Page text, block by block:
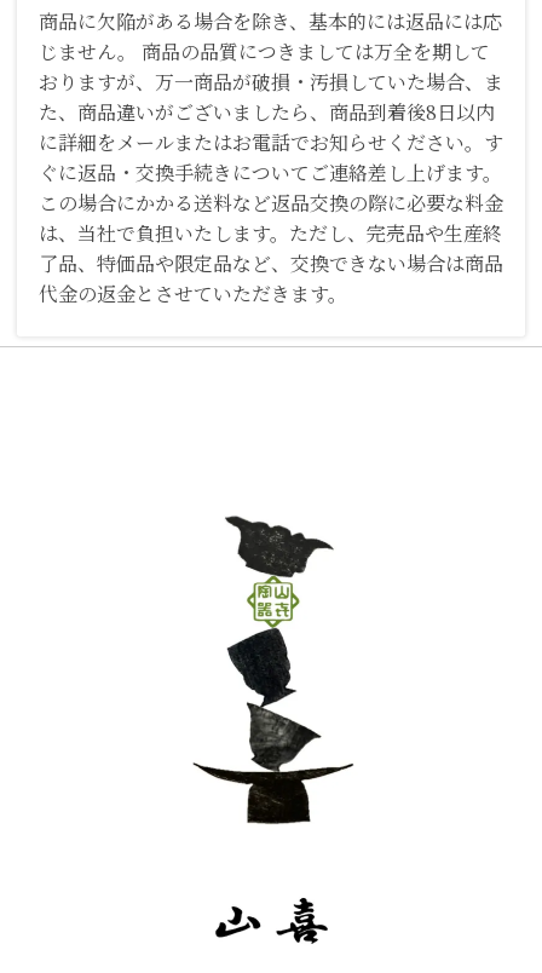
商品に欠陥がある場合を除き、基本的には返品には応
じません。 商品の品質につきましては万全を期して
おりますが、万一商品が破損・汚損していた場合、ま
た、商品違いがございましたら、商品到着後8日以内
に詳細をメールまたはお電話でお知らせください。す
ぐに返品・交換手続きについてご連絡差し上げます。
この場合にかかる送料など返品交換の際に必要な料金
は、当社で負担いたします。ただし、完売品や生産終
了品、特価品や限定品など、交換できない場合は商品
代金の返金とさせていただきます。